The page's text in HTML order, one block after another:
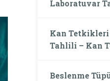
Laboratuvar
Kan Tetkikleri
Tahlili – Kan
Beslenme